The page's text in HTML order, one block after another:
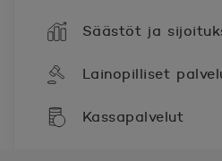
Säästöt ja
Lainopilliset
Kassapalvelut